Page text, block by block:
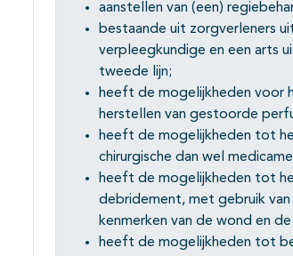
aanstellen van (een)
bestaande uit zorgverleners
verpleegkundige en een arts
tweede lijn;
heeft de mogelijkheden voor
herstellen van gestoorde
heeft de mogelijkheden tot
chirurgische dan wel
heeft de mogelijkheden tot
debridement, met gebruik
kenmerken van de wond en
heeft de mogelijkheden tot